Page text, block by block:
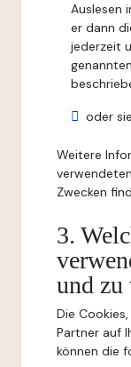
Auslesen
er dann
jederzeit
oder
Weitere
Zwecken
3.
und zu
Die
Partner auf
können die